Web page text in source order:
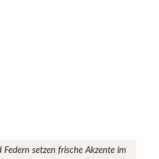
Federn setzen frische Akzente im